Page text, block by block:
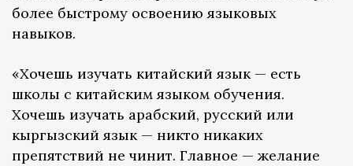
более быстрому освоению языковых
навыков.
«Хочешь изучать китайский язык — есть
школы с китайским языком обучения.
Хочешь изучать арабский, русский или
кыргызский язык — никто никаких
препятствий не чинит. Главное — желание